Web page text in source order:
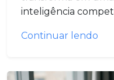
inteligência
Continuar lendo